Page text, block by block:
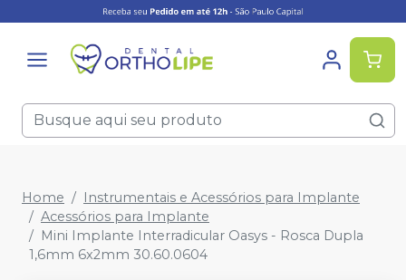
Home
Instrumentais e Acessórios para Implante
Acessórios para Implante
Mini Implante Interradicular Oasys - Rosca Dupla
1,6mm 6x2mm 30.60.0604